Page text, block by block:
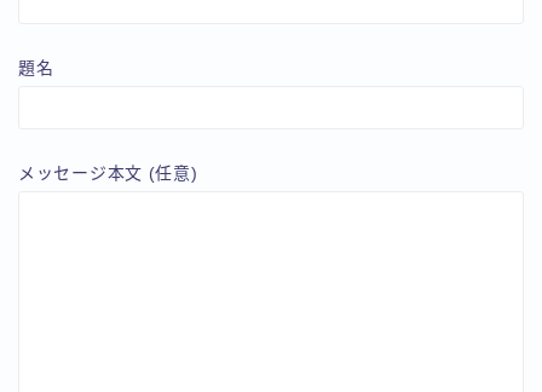
題名
メッセージ本文 (任意)